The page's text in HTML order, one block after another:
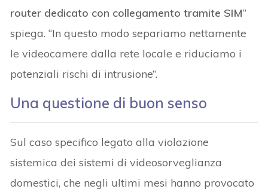
router dedicato con collegamento tramite SIM”
spiega. “In questo modo separiamo nettamente
le videocamere dalla rete locale e riduciamo i
potenziali rischi di intrusione”.
Una questione di buon senso
Sul caso specifico legato alla violazione
sistemica dei sistemi di videosorveglianza
domestici, che negli ultimi mesi hanno provocato